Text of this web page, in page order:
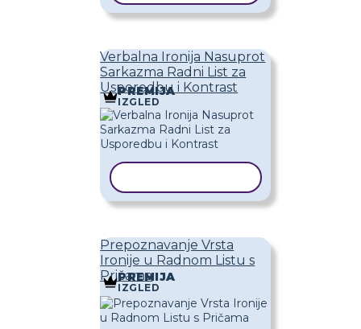
Verbalna Ironija Nasuprot
Sarkazma Radni List za
Usporedbu i Kontrast
PREMIJA
IZGLED
Prepoznavanje Vrsta
Ironije u Radnom Listu s
Pričama
PREMIJA
IZGLED